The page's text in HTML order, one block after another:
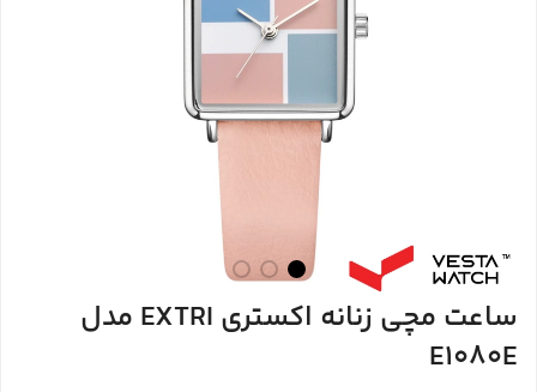
ساعت مچی زنانه اکستری EXTRI مدل
E1080E